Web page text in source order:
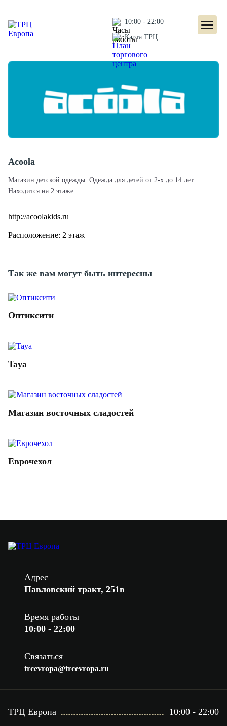
10:00 - 22:00
Карта ТРЦ
Acoola
Магазин детской одежды. Одежда для детей от 2-х до 14 лет.
Находится на 2 этаже.
http://acoolakids.ru
Расположение: 2 этаж
Так же вам могут быть интересны
Оптиксити
Taya
Магазин восточных сладостей
Еврочехол
Адрес
Павловский тракт, 251в
Время работы
10:00 - 22:00
Связаться
trcevropa@trcevropa.ru
ТРЦ Европа
10:00 - 22:00